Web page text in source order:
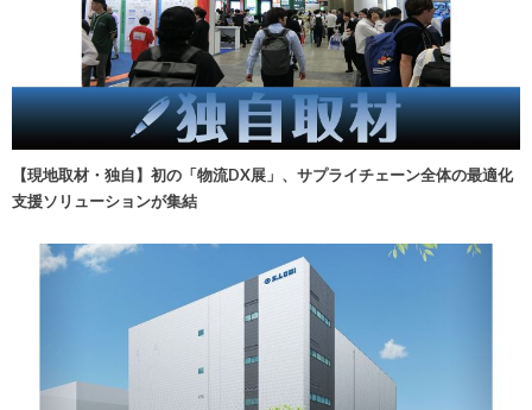
【現地取材・独自】初の「物流DX展」、サプライチェーン全体の最適化
支援ソリューションが集結